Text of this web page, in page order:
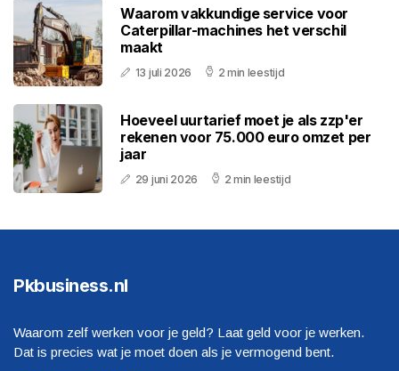
Waarom vakkundige service voor
Caterpillar-machines het verschil
maakt
13 juli 2026 2 min leestijd
Hoeveel uurtarief moet je als zzp'er
rekenen voor 75.000 euro omzet per
jaar
29 juni 2026 2 min leestijd
Pkbusiness.nl
Waarom zelf werken voor je geld? Laat geld voor je werken.
Dat is precies wat je moet doen als je vermogend bent.